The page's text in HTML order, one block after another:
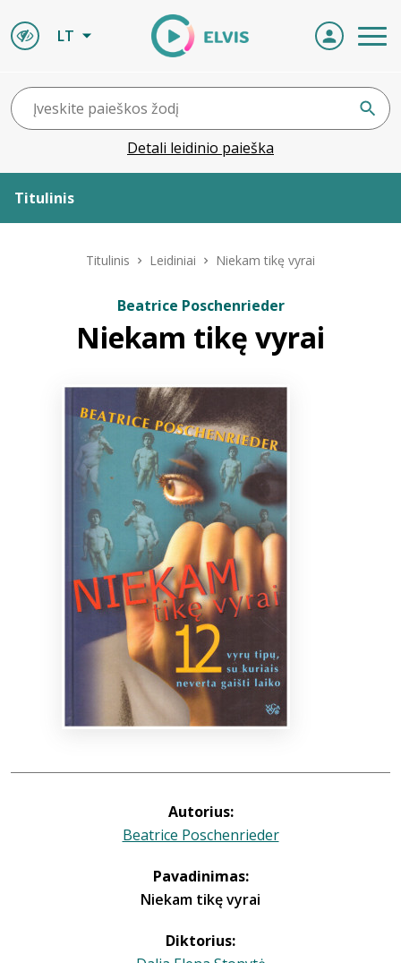
LT
Detali leidinio paieška
Titulinis
ELVIS atvyksta
Bibliotekoms
info@elvislab.lt
Titulinis Leidiniai Niekam tikę vyrai
Beatrice Poschenrieder
Niekam tikę vyrai
Autorius:
Beatrice Poschenrieder
Pavadinimas:
Niekam tikę vyrai
Diktorius: